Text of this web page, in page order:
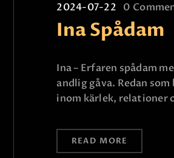
2024-07-22 0
Ina Spådam
Ina – Erfaren spådam
andlig gåva. Redan
inom kärlek, relationer
READ MORE